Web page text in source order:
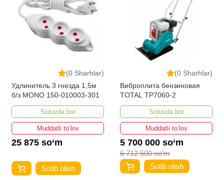
(0 Sharhlar)
Удлинитель 3 гнезда 1,5м
б/з MONO 150-010003-301
Sotuvda bor
Muddatli to‘lov
25 875 so‘m
Sotib olish
(0 Sharhlar)
Виброплита бензиновая
TOTAL TP7060-2
Sotuvda bor
Muddatli to‘lov
5 700 000 so‘m
6 712 500 so‘m
Sotib olish